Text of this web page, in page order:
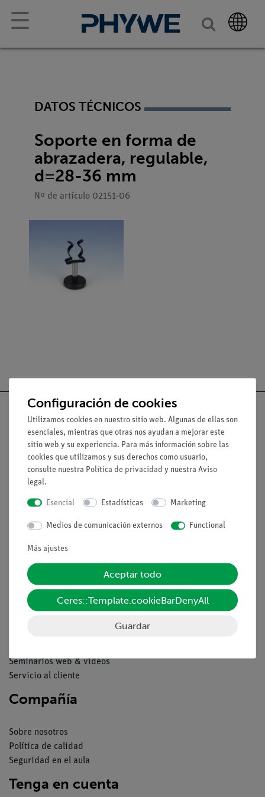
☰
DATOS TÉCNICOS
Soporte en forma de
abrazadera, regulable,
d=28-36 mm
Nº de artículo 02151-06
Nach oben
Aviso lega
Contacto
Declaración de privacidad
Pie de imprenta
Servicio
Seminarios web & vídeos
Servicio al cliente
Compañía
Sobre nosotros
Política de calidad
Seguridad en el aula
Tenga en cuenta
Configuración de cookies
Utilizamos cookies en nuestro sitio web. Algunas de ellas son
esenciales, mientras que otras nos ayudan a mejorar este
sitio web y su experiencia. Para más información sobre las
cookies que utilizamos y sus derechos como usuario,
consulte nuestra Política de privacidad y nuestra Aviso
legal.
Esencial Estadísticas Marketing
Medios de comunicación externos Functional
Más ajustes
Aceptar todo
Ceres::Template.cookieBarDenyAll
Guardar